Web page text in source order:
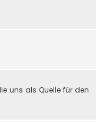
uns als Quelle für den